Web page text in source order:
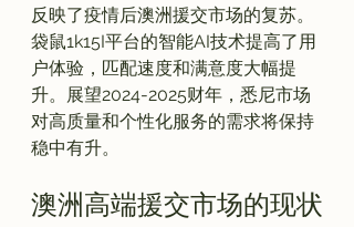
反映了疫情后澳洲援交市场的复苏。
袋鼠1k15I平台的智能AI技术提高了用
户体验，匹配速度和满意度大幅提
升。展望2024-2025财年，悉尼市场
对高质量和个性化服务的需求将保持
澳洲高端援交市场的现状